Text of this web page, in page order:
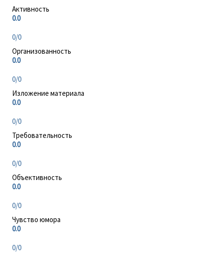
Активность
0.0
0/0
Организованность
0.0
0/0
Изложение материала
0.0
0/0
Требовательность
0.0
0/0
Объективность
0.0
0/0
Чувство юмора
0.0
0/0